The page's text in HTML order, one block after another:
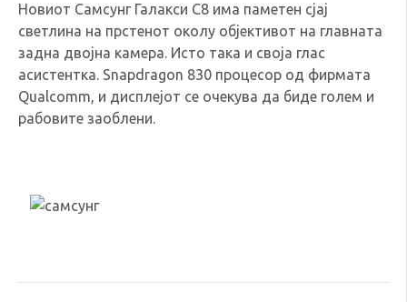
Новиот Самсунг Галакси С8 има паметен сјај
светлина на прстенот околу објективот на главната
задна двојна камера. Исто така и своја глас
асистентка. Snapdragon 830 процесор од фирмата
Qualcomm, и дисплејот се очекува да биде голем и
рабовите заоблени.